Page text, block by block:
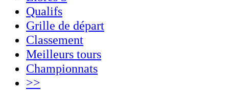
Qualifs
Grille de départ
Classement
Meilleurs tours
Championnats
>>